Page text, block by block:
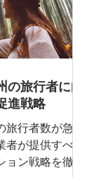
旅行者に向
進戦略
行者数が急増
が提供すべき
ン戦略を徹底